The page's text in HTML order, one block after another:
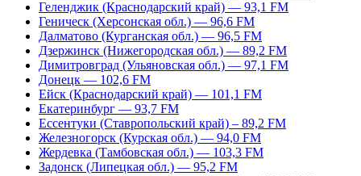
Геленджик (Краснодарский край) — 93,1 FM
Геническ (Херсонская обл.) — 96,6 FM
Далматово (Курганская обл.) — 96,5 FM
Дзержинск (Нижегородская обл.) — 89,2 FM
Димитровград (Ульяновская обл.) — 97,1 FM
Донецк — 102,6 FM
Ейск (Краснодарский край) — 101,1 FM
Екатеринбург — 93,7 FM
Ессентуки (Ставропольский край) – 89,2 FM
Железногорск (Курская обл.) — 94,0 FM
Жердевка (Тамбовская обл.) — 103,3 FM
Задонск (Липецкая обл.) — 95,2 FM